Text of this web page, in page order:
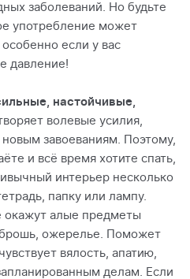
заболеваний. Но будьте
употребление может
если у вас
давление!
настойчивые,
волевые усилия,
завоеваниям. Поэтому,
и всё время хотите спать,
интерьер несколько
папку или лампу.
окажут алые предметы
ожерелье. Поможет
вялость, апатию,
делам. Если